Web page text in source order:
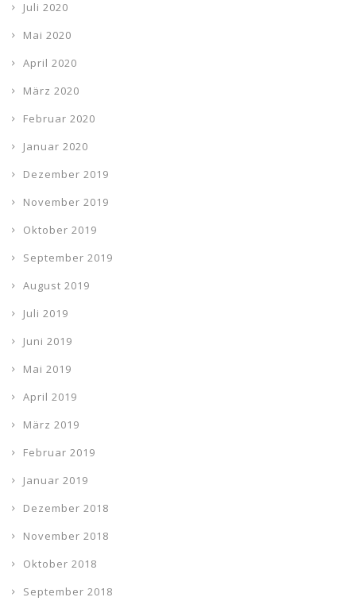
Juli 2020
Mai 2020
April 2020
März 2020
Februar 2020
Januar 2020
Dezember 2019
November 2019
Oktober 2019
September 2019
August 2019
Juli 2019
Juni 2019
Mai 2019
April 2019
März 2019
Februar 2019
Januar 2019
Dezember 2018
November 2018
Oktober 2018
September 2018